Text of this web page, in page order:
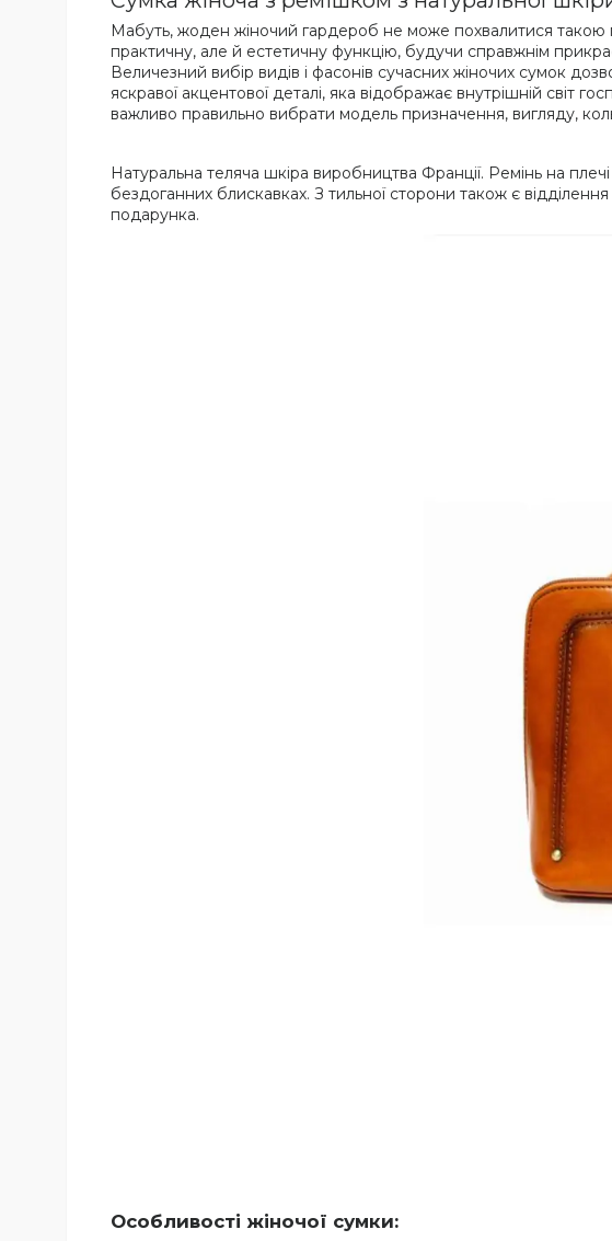
Мабуть, жоден жіночий гардероб не може похвалитися такою
практичну, але й естетичну функцію, будучи справжнім
Величезний вибір видів і фасонів сучасних жіночих сумок
яскравої акцентової деталі, яка відображає внутрішній
важливо правильно вибрати модель призначення, вигляду,
Натуральна теляча шкіра виробництва Франції. Ремінь на
бездоганних блискавках. З тильної сторони також є
подарунка.
Особливості жіночої сумки: